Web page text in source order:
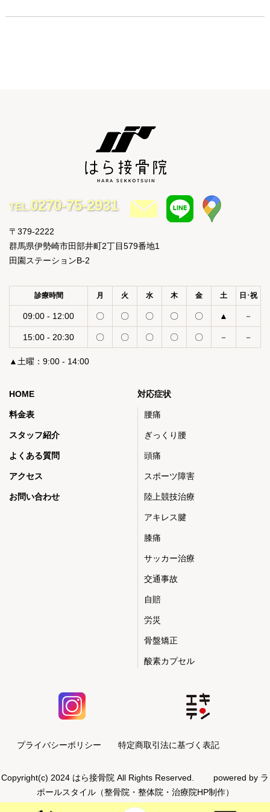
TEL.0270-75-2931
〒379-2222
群馬県伊勢崎市田部井町2丁目579番地1
田園ステーションB-2
診療時間 月 火 水 木 金 土 日･祝
09:00 - 12:00 〇 〇 〇 〇 〇 ▲ －
15:00 - 20:30 〇 〇 〇 〇 〇 － －
▲土曜：9:00 - 14:00
HOME
料金表
スタッフ紹介
よくある質問
アクセス
お問い合わせ
対応症状
腰痛
ぎっくり腰
頭痛
スポーツ障害
陸上競技治療
アキレス腱
膝痛
サッカー治療
交通事故
自賠
労災
骨盤矯正
酸素カプセル
プライバシーポリシー 特定商取引法に基づく表記
Copyright(c) 2024 はら接骨院 All Rights Reserved.
powered by ラ
ポールスタイル（整骨院・整体院・治療院HP制作）